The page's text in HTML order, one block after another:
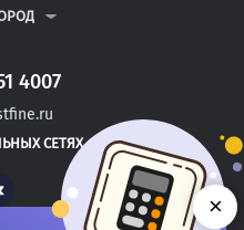
4007
СЕТЯХ
×